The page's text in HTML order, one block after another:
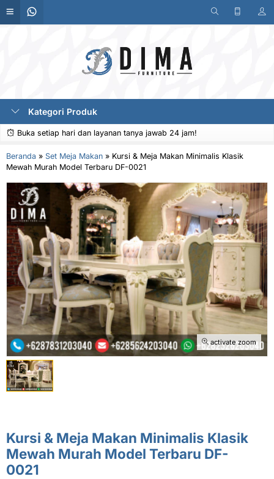
Kategori Produk
Buka setiap hari dan layanan tanya jawab 24 jam!
Beranda » Set Meja Makan » Kursi & Meja Makan Minimalis Klasik
Mewah Murah Model Terbaru DF-0021
activate zoom
Kursi & Meja Makan Minimalis Klasik
Mewah Murah Model Terbaru DF-
0021